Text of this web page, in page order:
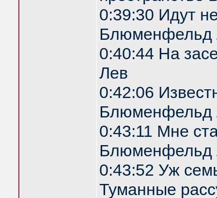
0:39:30 Идут
Блюменфельд
0:40:44 На
Лев
0:42:06
Блюменфельд
0:43:11 Мне
Блюменфельд
0:43:52 Уж
Туманные